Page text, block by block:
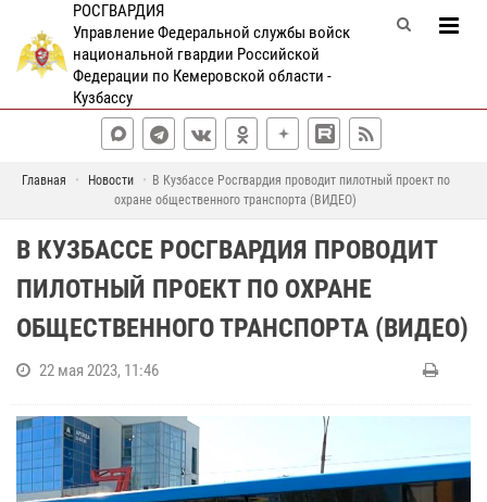
РОСГВАРДИЯ
Управление Федеральной службы войск
национальной гвардии Российской
Федерации по Кемеровской области -
Кузбассу
Главная Новости
В Кузбассе Росгвардия проводит пилотный проект по
охране общественного транспорта (ВИДЕО)
В КУЗБАССЕ РОСГВАРДИЯ ПРОВОДИТ
ПИЛОТНЫЙ ПРОЕКТ ПО ОХРАНЕ
ОБЩЕСТВЕННОГО ТРАНСПОРТА (ВИДЕО)
22 мая 2023, 11:46